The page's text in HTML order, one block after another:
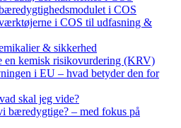
i COS
i COS til udfasning &
& sikkerhed
en kemisk risikovurdering (KRV)
i EU – hvad betyder den for
skal jeg vide?
bæredygtige? – med fokus på